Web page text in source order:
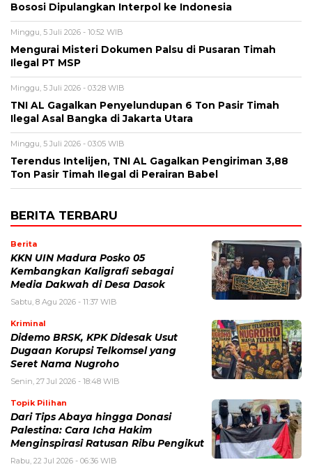
Bososi Dipulangkan Interpol ke Indonesia
Minggu, 5 Juli 2026 - 10:52 WIB
Mengurai Misteri Dokumen Palsu di Pusaran Timah
Ilegal PT MSP
Minggu, 5 Juli 2026 - 03:28 WIB
TNI AL Gagalkan Penyelundupan 6 Ton Pasir Timah
Ilegal Asal Bangka di Jakarta Utara
Minggu, 5 Juli 2026 - 03:05 WIB
Terendus Intelijen, TNI AL Gagalkan Pengiriman 3,88
Ton Pasir Timah Ilegal di Perairan Babel
BERITA TERBARU
Berita
KKN UIN Madura Posko 05
Kembangkan Kaligrafi sebagai
Media Dakwah di Desa Dasok
Sabtu, 8 Agu 2026 - 11:37 WIB
Kriminal
Didemo BRSK, KPK Didesak Usut
Dugaan Korupsi Telkomsel yang
Seret Nama Nugroho
Senin, 27 Jul 2026 - 18:48 WIB
Topik Pilihan
Dari Tips Abaya hingga Donasi
Palestina: Cara Icha Hakim
Menginspirasi Ratusan Ribu Pengikut
Rabu, 22 Jul 2026 - 06:36 WIB